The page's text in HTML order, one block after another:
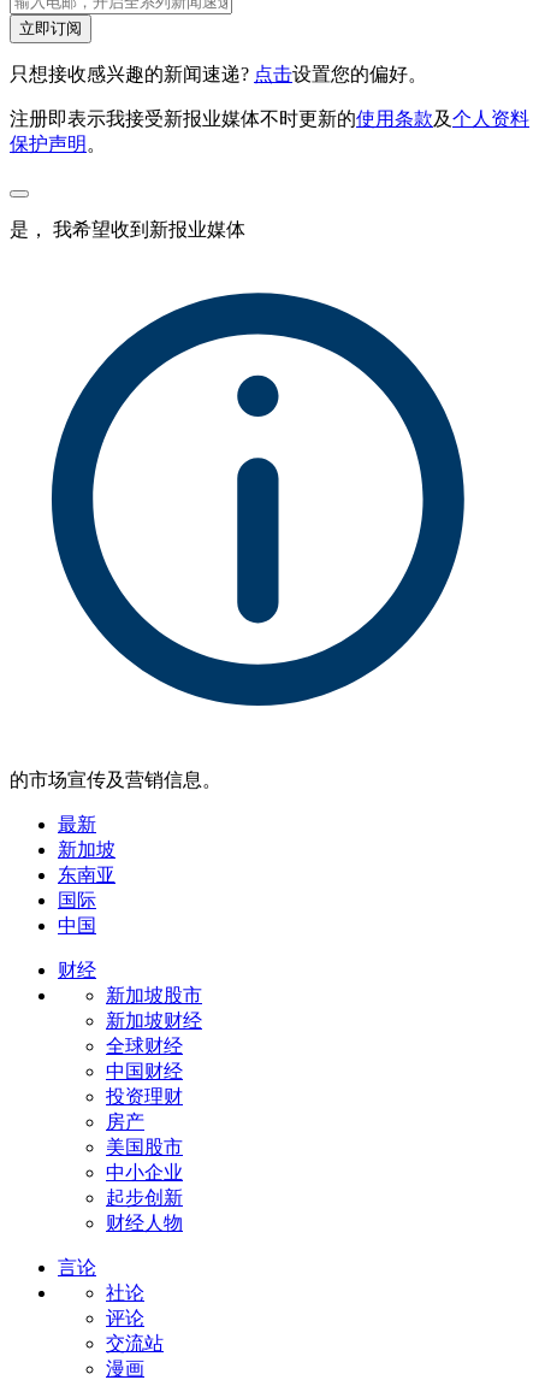
立即订阅
只想接收感兴趣的新闻速递? 点击设置您的偏好。
注册即表示我接受新报业媒体不时更新的使用条款及个人资料
保护声明 。
是， 我希望收到新报业媒体
的市场宣传及营销信息。
最新
新加坡
东南亚
国际
中国
财经
新加坡股市
新加坡财经
全球财经
中国财经
投资理财
房产
美国股市
中小企业
起步创新
财经人物
言论
社论
评论
交流站
漫画